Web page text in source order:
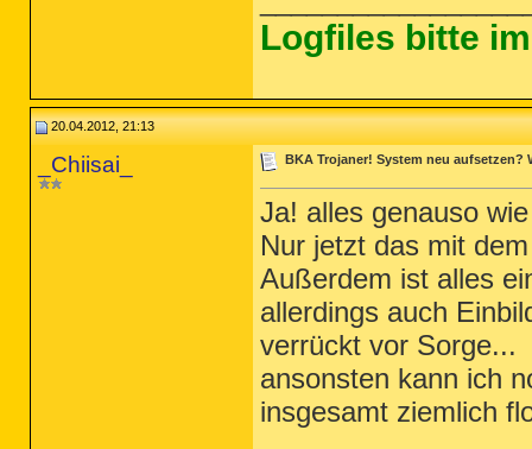
Logfiles bitte
20.04.2012, 21:13
_Chiisai_ BKA Trojaner! System neu aufsetzen?
Ja! alles genauso
Nur jetzt das mit
Außerdem ist alles
allerdings auch
verrückt vor Sorge...
ansonsten kann ich
insgesamt ziemlich